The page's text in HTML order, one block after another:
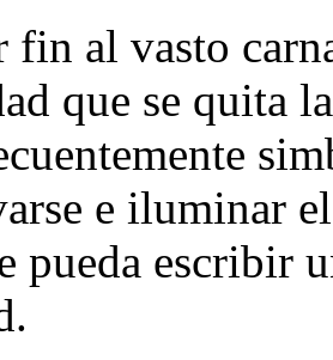
fin al vasto
que se quita
e iluminar
pueda escribir